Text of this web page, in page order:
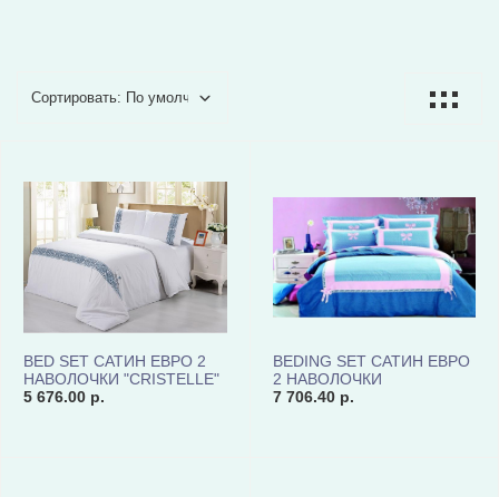
BED SET САТИН ЕВРО 2
НАВОЛОЧКИ "CRISTELLE"
CR03-01 КОД 1158
5 676.00 р.
BEDING SET САТИН ЕВРО
2 НАВОЛОЧКИ
"CRISTELLE" TCR04-01
7 706.40 р.